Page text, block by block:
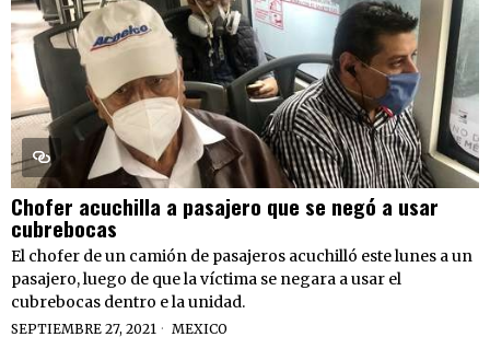
Chofer acuchilla a pasajero que se negó a usar
cubrebocas
El chofer de un camión de pasajeros acuchilló este lunes a un
pasajero, luego de que la víctima se negara a usar el
cubrebocas dentro e la unidad.
SEPTIEMBRE 27, 2021 MEXICO